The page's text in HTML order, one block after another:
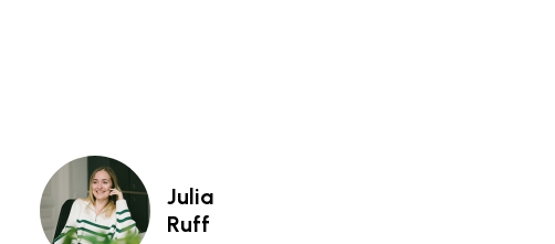
Julia
Ruff